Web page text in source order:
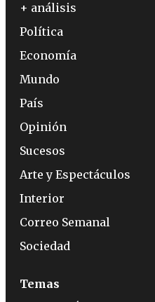
+ análisis
Política
Economía
Mundo
País
Opinión
Sucesos
Arte y Espectáculos
Interior
Correo Semanal
Sociedad
Temas